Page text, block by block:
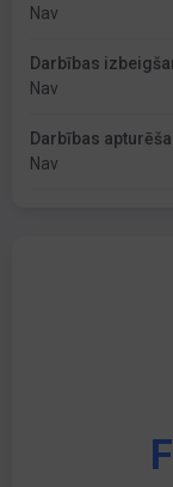
Nav
Darbības
Nav
Darbības
Nav